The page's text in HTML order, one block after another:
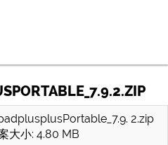
2.zip
大小: 4.80 MB